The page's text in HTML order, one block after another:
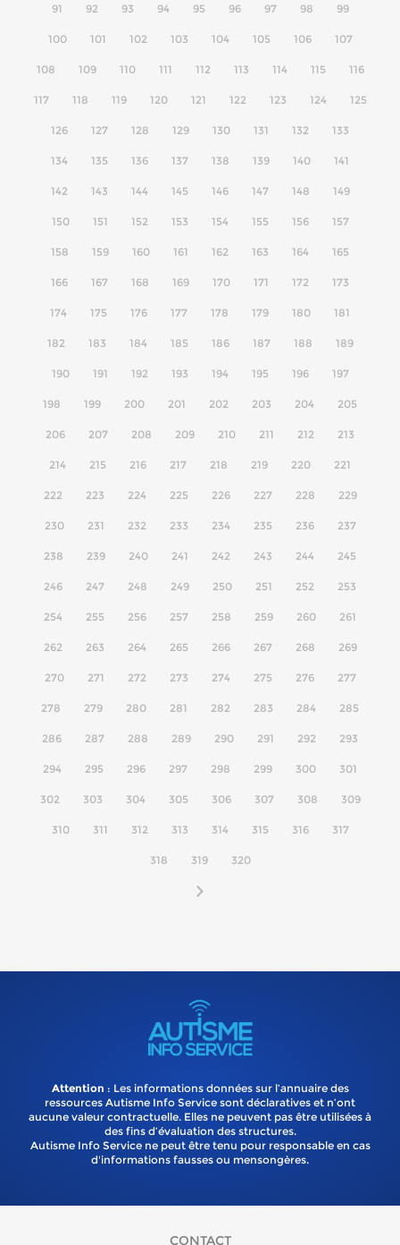
91 92 93 94 95 96 97 98 99
100 101 102 103 104 105 106 107
108 109 110 111 112 113 114 115 116
117 118 119 120 121 122 123 124 125
126 127 128 129 130 131 132 133
134 135 136 137 138 139 140 141
142 143 144 145 146 147 148 149
150 151 152 153 154 155 156 157
158 159 160 161 162 163 164 165
166 167 168 169 170 171 172 173
174 175 176 177 178 179 180 181
182 183 184 185 186 187 188 189
190 191 192 193 194 195 196 197
198 199 200 201 202 203 204 205
206 207 208 209 210 211 212 213
214 215 216 217 218 219 220 221
222 223 224 225 226 227 228 229
230 231 232 233 234 235 236 237
238 239 240 241 242 243 244 245
246 247 248 249 250 251 252 253
254 255 256 257 258 259 260 261
262 263 264 265 266 267 268 269
270 271 272 273 274 275 276 277
278 279 280 281 282 283 284 285
286 287 288 289 290 291 292 293
294 295 296 297 298 299 300 301
302 303 304 305 306 307 308 309
310 311 312 313 314 315 316 317
318 319 320
Attention : Les informations données sur l’annuaire des
ressources Autisme Info Service sont déclaratives et n’ont
aucune valeur contractuelle. Elles ne peuvent pas être utilisées à
des fins d’évaluation des structures.
Autisme Info Service ne peut être tenu pour responsable en cas
d'informations fausses ou mensongères.
CONTACT